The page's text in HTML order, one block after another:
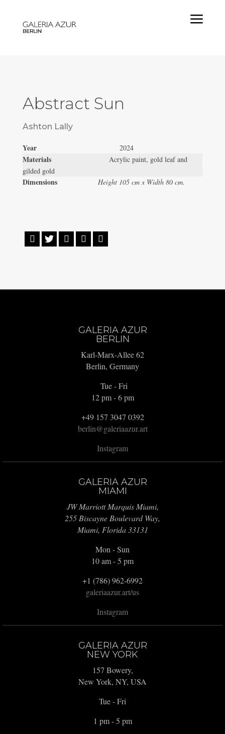
a
Abstract Sun
Ashton Lally
Year 2024
Materials Acrylic paint, gold leaf and
gilded gold
Dimensions Height 105 cm x Width 80 cm.
    
GALERIA AZUR
BERLIN
Karl-Marx-Allee 62
Berlin, Germany
Tue - Fri
12 pm - 6 pm
+49 157 3047 0392
berlin@galeriaazur.art
Instagram
GALERIA AZUR
MIAMI
JW Marriott Marquis Miami,
255 Biscayne Boulevard Way,
Miami, Florida 33131
Mon - Sun
10 am - 5 pm
+1 (786) 962-6992
galeriaazur.art/us
Instagram
GALERIA AZUR
NEW YORK
157 Bowery,
New York, NY, USA
Tue - Fri
1 pm - 5 pm